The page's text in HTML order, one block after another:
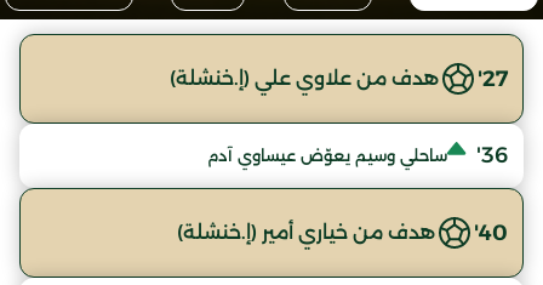
27' هدف من علاوي علي (إ.خنشلة)
36' ساحلي وسيم يعوّض عيساوي آدم
40' هدف من خياري أمير (إ.خنشلة)